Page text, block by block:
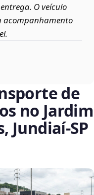
O veículo
acompanhamento
de
no Jardim
Jundiaí‑SP